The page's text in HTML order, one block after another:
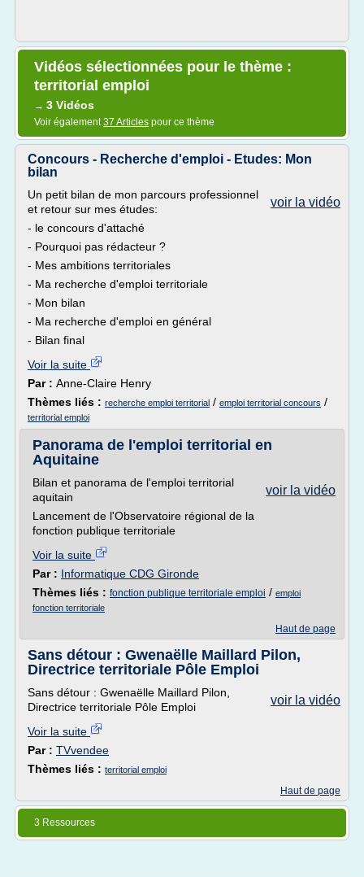
Vidéos sélectionnées pour le thème :
territorial emploi
→ 3 Vidéos
Voir également37 Articles pour ce thème
Concours - Recherche d'emploi - Etudes: Mon
bilan
voir la vidéo
Un petit bilan de mon parcours professionnel
et retour sur mes études:
- le concours d'attaché
- Pourquoi pas rédacteur ?
- Mes ambitions territoriales
- Ma recherche d'emploi territoriale
- Mon bilan
- Ma recherche d'emploi en général
- Bilan final
Voir la suite
Par : Anne-Claire Henry
Thèmes liés : recherche emploi territorial / emploi territorial concours /
territorial emploi
Panorama de l'emploi territorial en
Aquitaine
voir la vidéo
Bilan et panorama de l'emploi territorial
aquitain
Lancement de l'Observatoire régional de la
fonction publique territoriale
Voir la suite
Par : Informatique CDG Gironde
Thèmes liés : fonction publique territoriale emploi / emploi
fonction territoriale
Haut de page
Sans détour : Gwenaëlle Maillard Pilon,
Directrice territoriale Pôle Emploi
voir la vidéo
Sans détour : Gwenaëlle Maillard Pilon,
Directrice territoriale Pôle Emploi
Voir la suite
Par : TVvendee
Thèmes liés : territorial emploi
Haut de page
3 Ressources